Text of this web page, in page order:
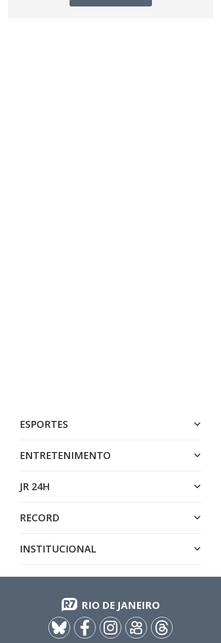
ESPORTES
ENTRETENIMENTO
JR 24H
RECORD
INSTITUCIONAL
RIO DE JANEIRO